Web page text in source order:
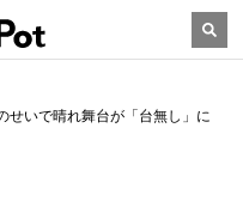
せいで晴れ舞台が「台無し」に